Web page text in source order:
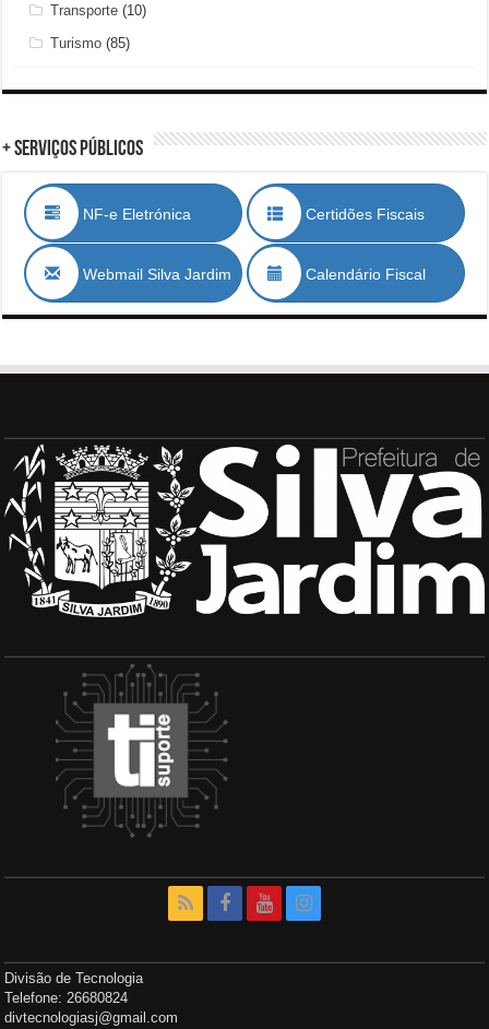
Transporte (10)
Turismo (85)
+ Serviços Públicos
NF-e Eletrónica Certidões Fiscais
Webmail Silva Jardim Calendário Fiscal
Divisão de Tecnologia
Telefone: 26680824
divtecnologiasj@gmail.com